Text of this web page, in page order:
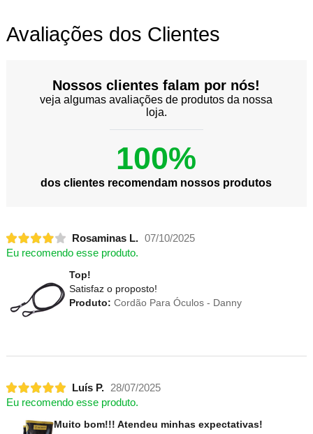
Avaliações dos Clientes
Nossos clientes falam por nós!
veja algumas avaliações de produtos da nossa
loja.
100%
dos clientes recomendam nossos produtos
Rosaminas L. 07/10/2025
Eu recomendo esse produto.
Top!
Satisfaz o proposto!
Produto: Cordão Para Óculos - Danny
Luís P.
28/07/2025
Eu recomendo esse produto.
Muito bom!!! Atendeu minhas expectativas!